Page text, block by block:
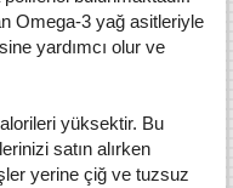
Omega-3 yağ asitleriyle
yardımcı olur ve
yüksektir. Bu
satın alırken
yerine çiğ ve tuzsuz